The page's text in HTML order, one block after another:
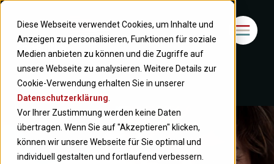
Diese Webseite verwendet Cookies, um Inhalte und
Anzeigen zu personalisieren, Funktionen für soziale
Medien anbieten zu können und die Zugriffe auf
unsere Webseite zu analysieren. Weitere Details zur
Cookie-Verwendung erhalten Sie in unserer
Datenschutzerklärung
Vor Ihrer Zustimmung werden keine Daten
übertragen. Wenn Sie auf "Akzeptieren" klicken,
können wir unsere Webseite für Sie optimal und
individuell gestalten und fortlaufend verbessern.